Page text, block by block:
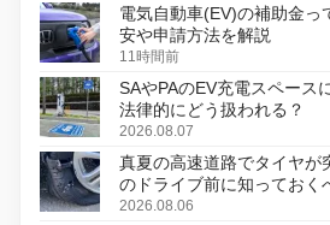
電気自動車(EV)の補助金っ
安や申請方法を解説
11時間前
SAやPAのEV充電スペース
法律的にどう扱われる？
2026.08.07
真夏の高速道路でタイヤが
のドライブ前に知っておく
2026.08.06